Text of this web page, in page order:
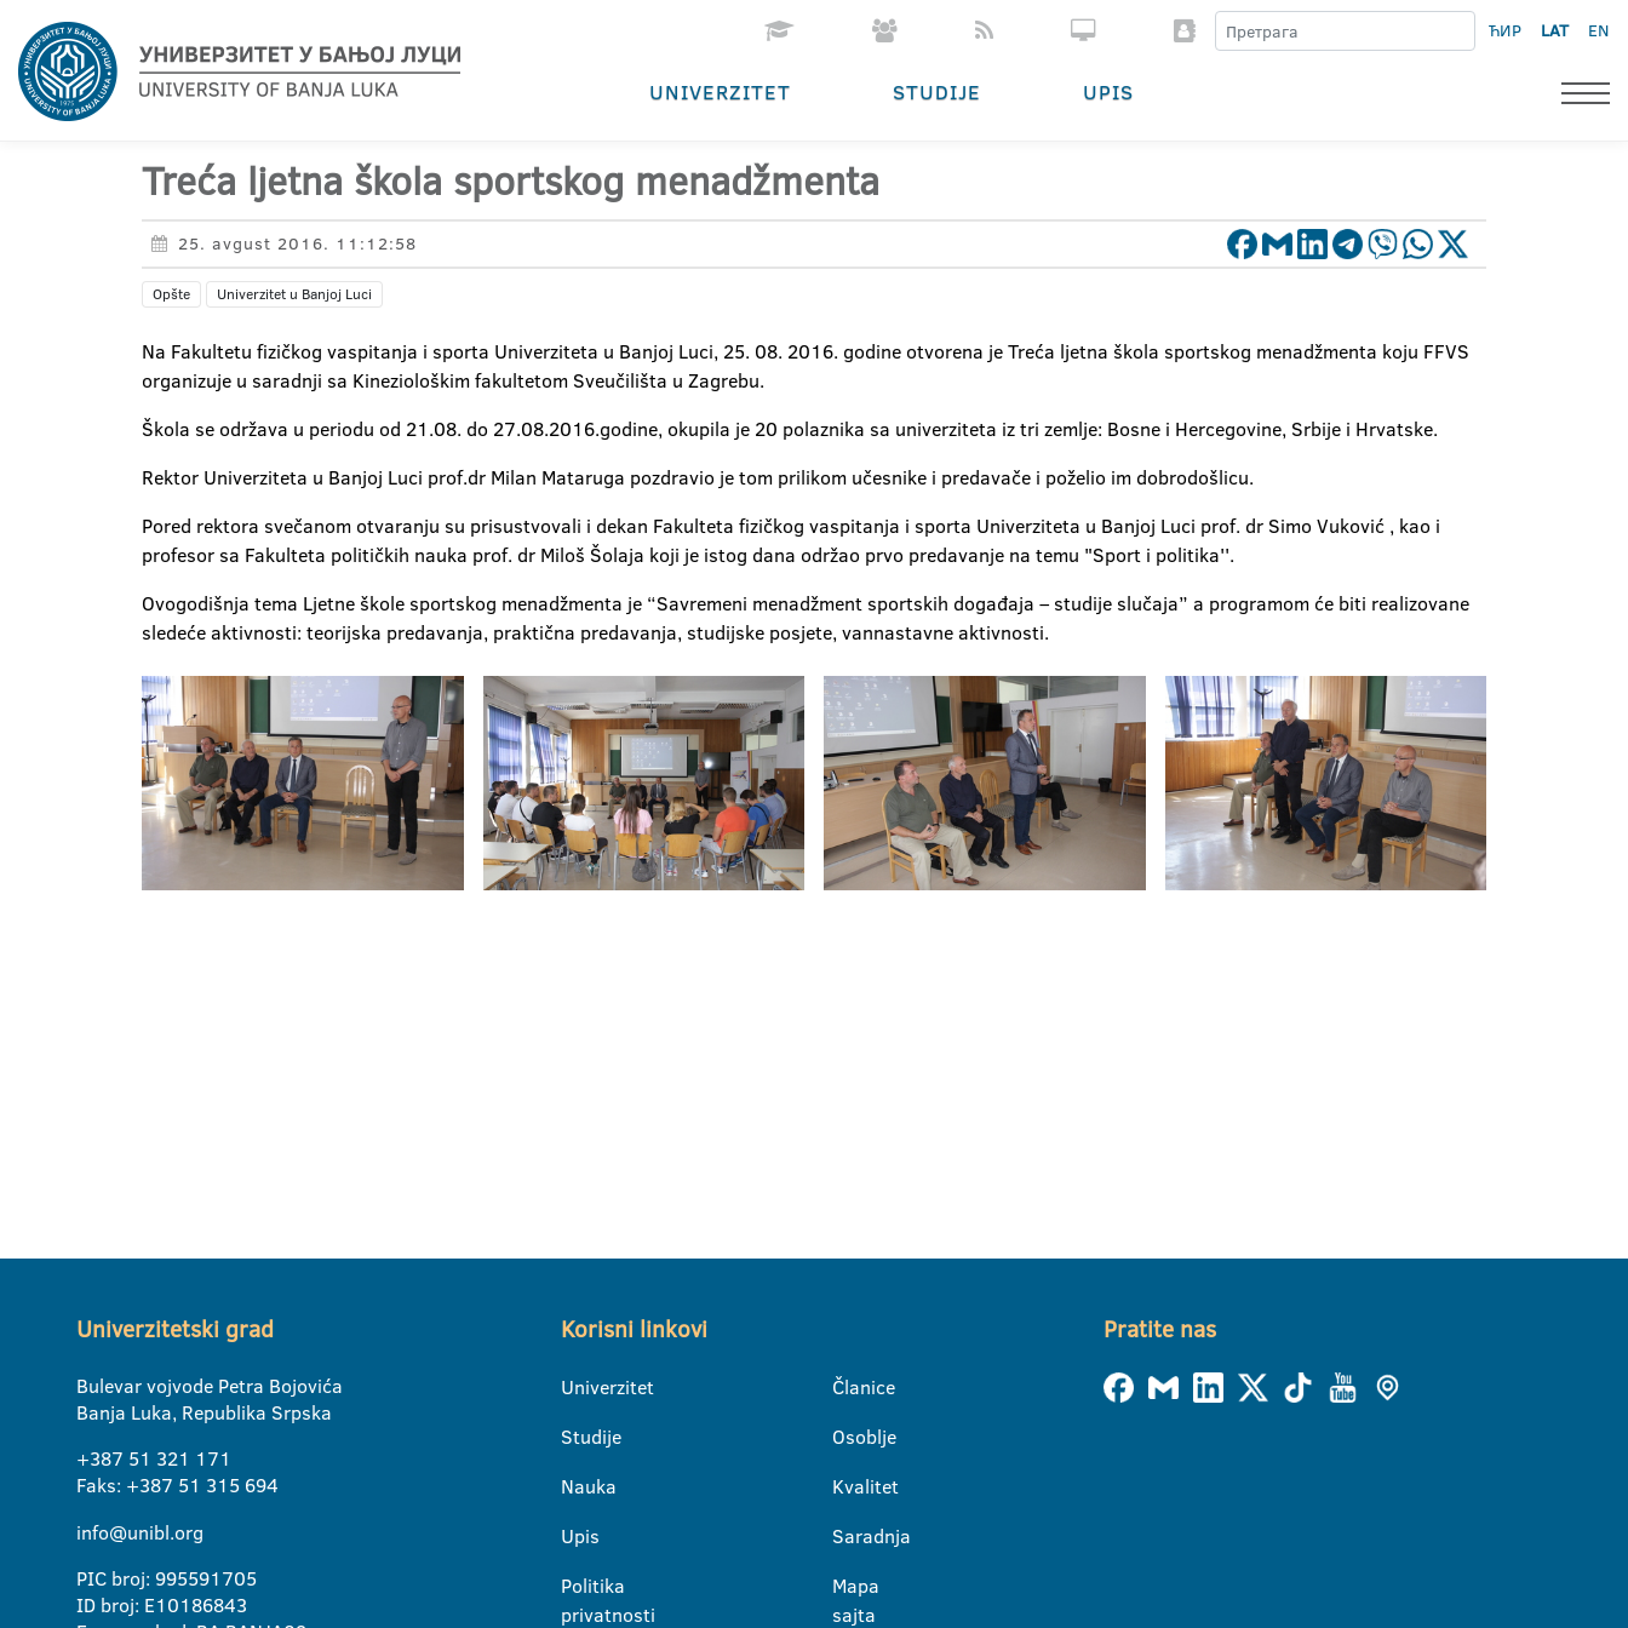
ЋИР LAT EN
UNIVERZITET STUDIJE UPIS
Treća ljetna škola sportskog menadžmenta
25. avgust 2016. 11:12:58
Opšte Univerzitet u Banjoj Luci
Na Fakultetu fizičkog vaspitanja i sporta Univerziteta u Banjoj Luci, 25. 08. 2016. godine otvorena je Treća ljetna škola sportskog menadžmenta koju FFVS
organizuje u saradnji sa Kineziološkim fakultetom Sveučilišta u Zagrebu.
Škola se održava u periodu od 21.08. do 27.08.2016.godine, okupila je 20 polaznika sa univerziteta iz tri zemlje: Bosne i Hercegovine, Srbije i Hrvatske.
Rektor Univerziteta u Banjoj Luci prof.dr Milan Mataruga pozdravio je tom prilikom učesnike i predavače i poželio im dobrodošlicu.
Pored rektora svečanom otvaranju su prisustvovali i dekan Fakulteta fizičkog vaspitanja i sporta Univerziteta u Banjoj Luci prof. dr Simo Vuković , kao i
profesor sa Fakulteta političkih nauka prof. dr Miloš Šolaja koji je istog dana održao prvo predavanje na temu "Sport i politika''.
Ovogodišnja tema Ljetne škole sportskog menadžmenta je “Savremeni menadžment sportskih događaja – studije slučaja” a programom će biti realizovane
sledeće aktivnosti: teorijska predavanja, praktična predavanja, studijske posjete, vannastavne aktivnosti.
Univerzitetski grad
Bulevar vojvode Petra Bojovića
Banja Luka, Republika Srpska
+387 51 321 171
Faks: +387 51 315 694
info@unibl.org
PIC broj: 995591705
ID broj: E10186843
Korisni linkovi
Univerzitet
Studije
Nauka
Upis
Politika
privatnosti
Članice
Osoblje
Kvalitet
Saradnja
Mapa
sajta
Pratite nas